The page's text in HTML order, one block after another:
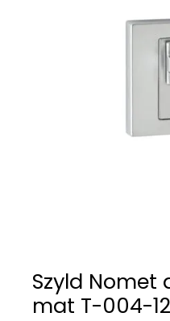
Szyld Nomet
mat T-004-